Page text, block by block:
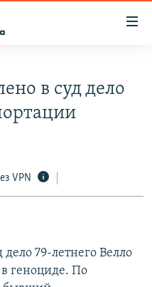
в суд дело
VPN
79-летнего Велло
геноциде. По